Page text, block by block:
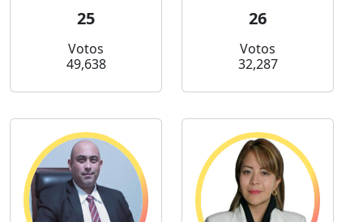
25
Votos
49,638
26
Votos
32,287